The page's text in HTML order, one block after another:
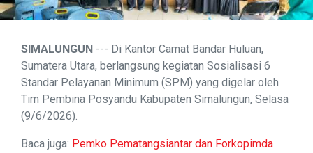
SIMALUNGUN --- Di Kantor Camat Bandar Huluan,
Sumatera Utara, berlangsung kegiatan Sosialisasi 6
Standar Pelayanan Minimum (SPM) yang digelar oleh
Tim Pembina Posyandu Kabupaten Simalungun, Selasa
(9/6/2026).
Baca juga: Pemko Pematangsiantar dan Forkopimda